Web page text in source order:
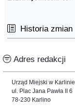
Historia zmian
Adres redakcji
Urząd Miejski w Karlinie
ul. Plac Jana Pawła II 6
78-230 Karlino